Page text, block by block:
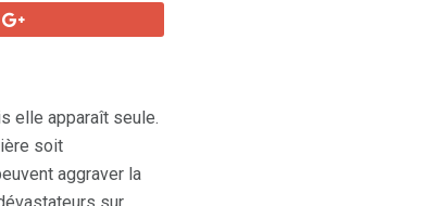
elle apparaît seule.
soit
aggraver la